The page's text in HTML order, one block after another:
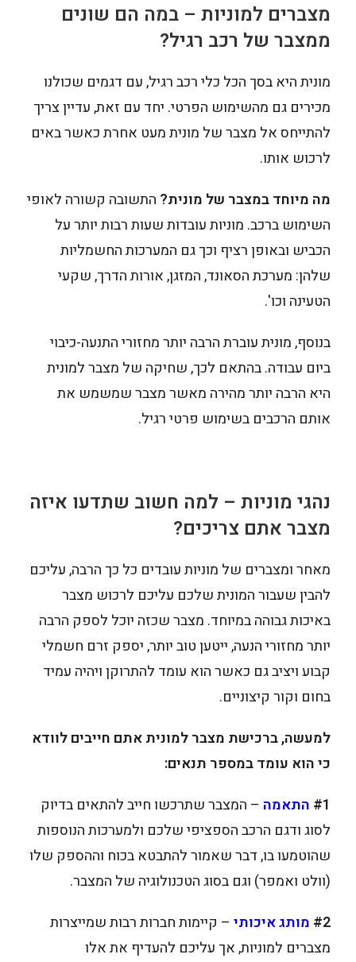
מצברים למוניות – במה הם שונים
ממצבר של רכב רגיל?
מונית היא בסך הכל כלי רכב רגיל, עם דגמים שכולנו
מכירים גם מהשימוש הפרטי. יחד עם זאת, עדיין צריך
להתייחס אל מצבר של מונית מעט אחרת כאשר באים
לרכוש אותו.
מה מיוחד במצבר של מונית? התשובה קשורה לאופי
השימוש ברכב. מוניות עובדות שעות רבות יותר על
הכביש ובאופן רציף וכך גם המערכות החשמליות
שלהן: מערכת הסאונד, המזגן, אורות הדרך, שקעי
הטעינה וכו'.
בנוסף, מונית עוברת הרבה יותר מחזורי התנעה-כיבוי
ביום עבודה. בהתאם לכך, שחיקה של מצבר למונית
היא הרבה יותר מהירה מאשר מצבר שמשמש את
אותם הרכבים בשימוש פרטי רגיל.
נהגי מוניות – למה חשוב שתדעו איזה
מצבר אתם צריכים?
מאחר ומצברים של מוניות עובדים כל כך הרבה, עליכם
להבין שעבור המונית שלכם עליכם לרכוש מצבר
באיכות גבוהה במיוחד. מצבר שכזה יוכל לספק הרבה
יותר מחזורי הנעה, ייטען טוב יותר, יספק זרם חשמלי
קבוע ויציב גם כאשר הוא עומד להתרוקן ויהיה עמיד
בחום וקור קיצוניים.
למעשה, ברכישת מצבר למונית אתם חייבים לוודא
כי הוא עומד במספר תנאים:
#1 התאמה – המצבר שתרכשו חייב להתאים בדיוק
לסוג ודגם הרכב הספציפי שלכם ולמערכות הנוספות
שהוטמעו בו, דבר שאמור להתבטא בכוח וההספק שלו
(וולט ואמפר) וגם בסוג הטכנולוגיה של המצבר.
#2 מותג איכותי – קיימות חברות רבות שמייצרות
מצברים למוניות, אך עליכם להעדיף את אלו